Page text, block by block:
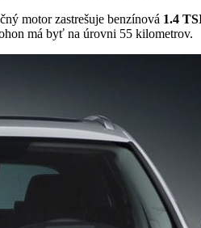
motor zastrešuje benzínová 1.4
má byť na úrovni 55 kilometrov.